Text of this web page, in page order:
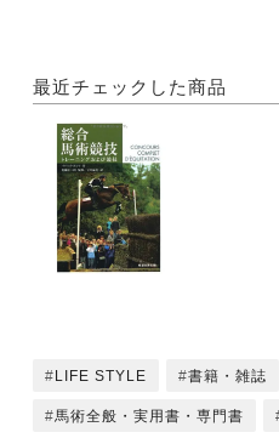
最近チェックした商品
LIFE STYLE 書籍・雑誌
馬術全般・実用書・専門書